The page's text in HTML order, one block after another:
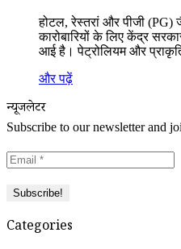
होटल, रेस्तरां और पीजी (PG)
कारोबारियों के लिए केंद्र
आई है। पेट्रोलियम और
और पढ़ें
न्यूजलेटर
Subscribe to our newsletter and
Categories